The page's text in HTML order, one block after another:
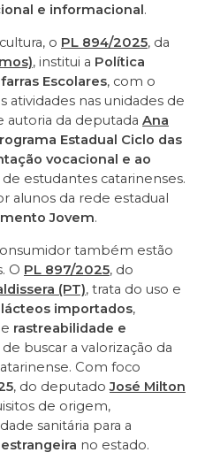
e informacional .
o PL 894/2025, da
, institui a Política
Escolares, com o
atividades nas unidades de
autoria da deputada Ana
Estadual Ciclo das
vocacional e ao
de estudantes catarinenses.
alunos da rede estadual
Jovem.
também estão
O PL 897/2025, do
(PT), trata do uso e
importados,
rastreabilidade e
buscar a valorização da
Com foco
, do deputadoJosé Milton
de origem,
sanitária para a
no estado.